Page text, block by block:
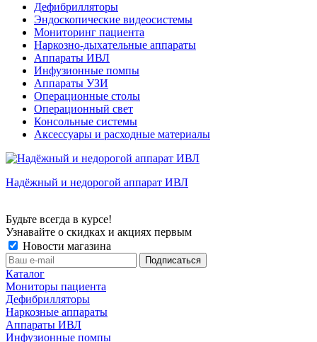
Дефибрилляторы
Эндоскопические видеосистемы
Мониторинг пациента
Наркозно-дыхательные аппараты
Аппараты ИВЛ
Инфузионные помпы
Аппараты УЗИ
Операционные столы
Операционный свет
Консольные системы
Аксессуары и расходные материалы
Надёжный и недорогой аппарат ИВЛ
Будьте всегда в курсе!
Узнавайте о скидках и акциях первым
Новости магазина
Каталог
Мониторы пациента
Дефибрилляторы
Наркозные аппараты
Аппараты ИВЛ
Инфузионные помпы